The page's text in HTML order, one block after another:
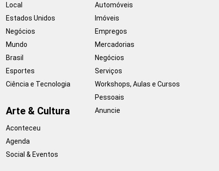
Local
Estados Unidos
Negócios
Mundo
Brasil
Esportes
Ciência e Tecnologia
Arte & Cultura
Aconteceu
Agenda
Social & Eventos
Automóveis
Imóveis
Empregos
Mercadorias
Negócios
Serviços
Workshops, Aulas e Cursos
Pessoais
Anuncie